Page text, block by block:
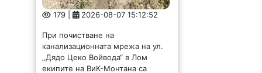
179 | 2026-08-07 15:12:52
При почистване на
канализационната мрежа на ул.
„Дядо Цеко Войвода“ в Лом
екипите на ВиК-Монтана са